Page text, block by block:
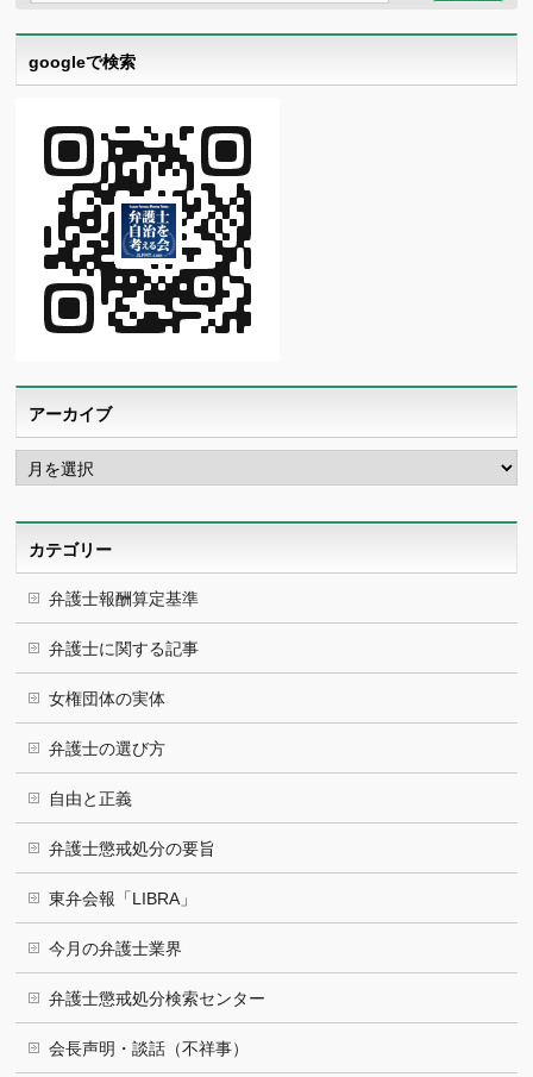
googleで検索
アーカイブ
ア
ー
カ
カテゴリー
弁護士報酬算定基準
弁護士に関する記事
女権団体の実体
弁護士の選び方
自由と正義
弁護士懲戒処分の要旨
東弁会報「LIBRA」
今月の弁護士業界
弁護士懲戒処分検索センター
会長声明・談話（不祥事）